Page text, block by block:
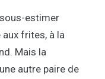
estimer
frites, à la
Mais la
autre paire de